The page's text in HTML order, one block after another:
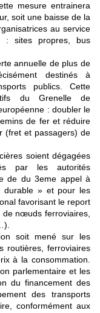
mesure entrainera
soit une baisse de la
au service
: sites propres, bus
annuelle de plus de
destinés à
publics. Cette
du Grenelle de
: doubler le
de fer et réduire
(fret et passagers) de
soient dégagées
par les autorités
de du 3eme appel à
durable » et pour les
favorisant le report
nœuds ferroviaires,
soit mené sur les
routières, ferroviaires
à la consommation.
parlementaire et les
du financement des
des transports
conformément aux